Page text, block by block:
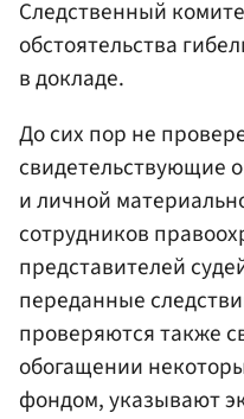
Следственный
обстоятельства
в докладе.
До сих пор не
свидетельствующие
и личной
сотрудников
представителей
переданные
проверяются также
обогащении
фондом, указывают